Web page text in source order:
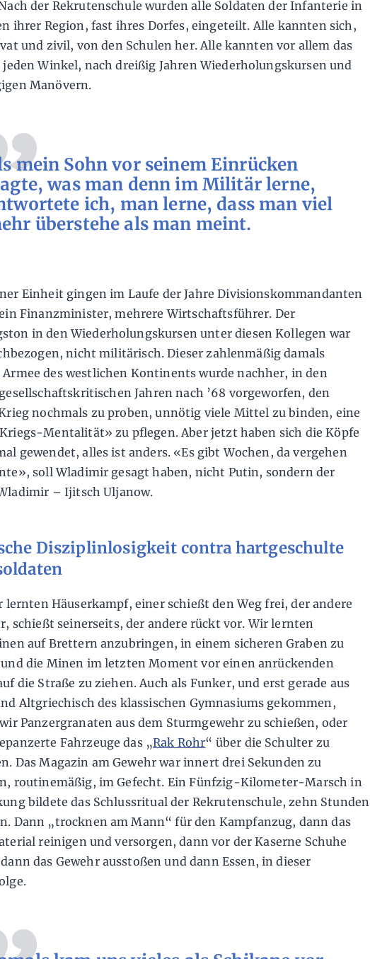
der Rekrutenschule wurden alle Soldaten der Infanterie in
ihrer Region, fast ihres Dorfes, eingeteilt. Alle kannten sich,
und zivil, von den Schulen her. Alle kannten vor allem das
Winkel, nach dreißig Jahren Wiederholungskursen und
Manövern.
mein Sohn vor seinem Einrücken
was man denn im Militär lerne,
ich, man lerne, dass man viel
überstehe als man meint.
Einheit gingen im Laufe der Jahre Divisionskommandanten
Finanzminister, mehrere Wirtschaftsführer. Der
in den Wiederholungskursen unter diesen Kollegen war
nicht militärisch. Dieser zahlenmäßig damals
des westlichen Kontinents wurde nachher, in den
Jahren nach ’68 vorgeworfen, den
nochmals zu proben, unnötig viele Mittel zu binden, eine
Mentalität» zu pflegen. Aber jetzt haben sich die Köpfe
gewendet, alles ist anders. «Es gibt Wochen, da vergehen
soll Wladimir gesagt haben, nicht Putin, sondern der
– Ijitsch Uljanow.
Disziplinlosigkeit contra hartgeschulte
lernten Häuserkampf, einer schießt den Weg frei, der andere
schießt seinerseits, der andere rückt vor. Wir lernten
auf Brettern anzubringen, in einem sicheren Graben zu
die Minen im letzten Moment vor einen anrückenden
die Straße zu ziehen. Auch als Funker, und erst gerade aus
Altgriechisch des klassischen Gymnasiums gekommen,
Panzergranaten aus dem Sturmgewehr zu schießen, oder
Fahrzeuge das „Rak Rohr“ über die Schulter zu
Das Magazin am Gewehr war innert drei Sekunden zu
routinemäßig, im Gefecht. Ein Fünfzig-Kilometer-Marsch in
bildete das Schlussritual der Rekrutenschule, zehn Stunden
Dann „trocknen am Mann“ für den Kampfanzug, dann das
reinigen und versorgen, dann vor der Kaserne Schuhe
das Gewehr ausstoßen und dann Essen, in dieser